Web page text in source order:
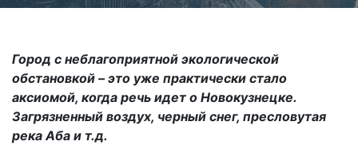
Город с неблагоприятной экологической
обстановкой – это уже практически стало
аксиомой, когда речь идет о Новокузнецке.
Загрязненный воздух, черный снег, пресловутая
река Аба и т.д.